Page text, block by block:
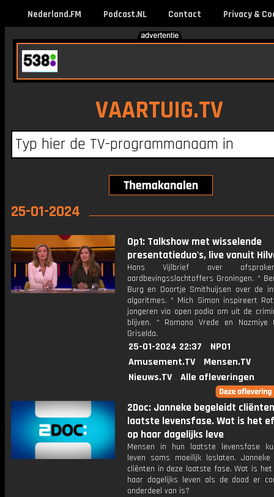
Nederland.FM Podcast.NL Contact Privacy &
VAARTUIG.TV
25-01-2024
Op1: Talkshow met wisselende
presentatieduo's, live vanuit
Hans Vijlbrief over
aardbevingsslachtoffers Groningen. *
Burg en Doortje Smithuijsen over de
algoritmes. * Mich Simon inspireert
jongeren via open podia om uit de
blijven. * Romana Vrede en Nazmiye
Griselda.
25-01-2024 22:37
NPO1
Amusement.TV
Mensen.TV
Nieuws.TV
Alle afleveringen
2Doc: Janneke begeleidt
laatste levensfase. Wat is het
op haar dagelijks leve
Mensen in hun laatste levensfase
leven soms moeilijk loslaten. Janneke
cliënten in deze laatste fase. Wat is
haar dagelijks leven als de dood er
onderdeel van is?